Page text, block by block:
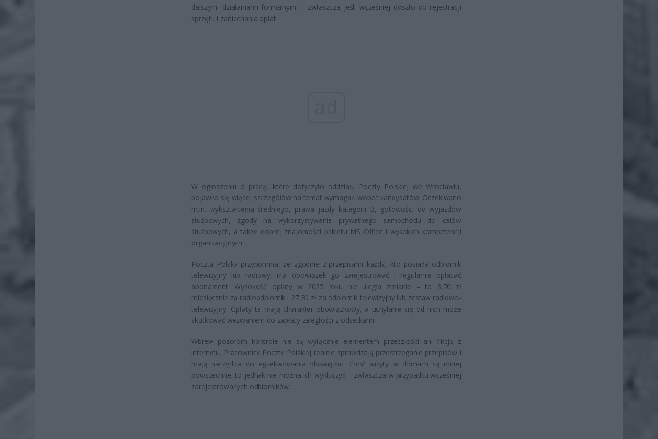
dalszymi działaniami formalnymi – zwłaszcza jeśli wcześniej doszło do rejestracji
sprzętu i zaniechania opłat.
W ogłoszeniu o pracę, które dotyczyło oddziału Poczty Polskiej we Wrocławiu,
pojawiło się więcej szczegółów na temat wymagań wobec kandydatów. Oczekiwano
m.in. wykształcenia średniego, prawa jazdy kategorii B, gotowości do wyjazdów
służbowych, zgody na wykorzystywanie prywatnego samochodu do celów
służbowych, a także dobrej znajomości pakietu MS Office i wysokich kompetencji
organizacyjnych.
Poczta Polska przypomina, że zgodnie z przepisami każdy, kto posiada odbiornik
telewizyjny lub radiowy, ma obowiązek go zarejestrować i regularnie opłacać
abonament. Wysokość opłaty w 2025 roku nie uległa zmianie – to 8,70 zł
miesięcznie za radioodbiornik i 27,30 zł za odbiornik telewizyjny lub zestaw radiowo-
telewizyjny. Opłaty te mają charakter obowiązkowy, a uchylanie się od nich może
skutkować wezwaniem do zapłaty zaległości z odsetkami.
Wbrew pozorom kontrole nie są wyłącznie elementem przeszłości ani fikcją z
internetu. Pracownicy Poczty Polskiej realnie sprawdzają przestrzeganie przepisów i
mają narzędzia do egzekwowania obowiązku. Choć wizyty w domach są mniej
powszechne, to jednak nie można ich wykluczyć – zwłaszcza w przypadku wcześniej
zarejestrowanych odbiorników.